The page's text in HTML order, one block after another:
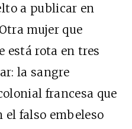
a publicar en
mujer que
está rota en tres
la sangre
francesa que
el falso embeleso